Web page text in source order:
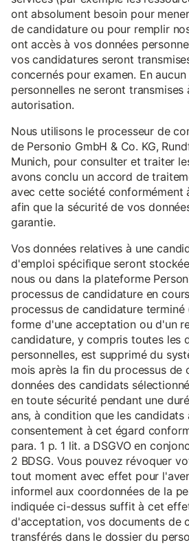
ont absolument besoin pour
de candidature ou pour remplir
ont accès à vos données
vos candidatures seront
concernés pour examen. En
personnelles ne seront transmises
autorisation.
Nous utilisons le processeur de
de Personio GmbH & Co. KG,
Munich, pour consulter et traiter
avons conclu un accord de
avec cette société conformément
afin que la sécurité de vos
garantie.
Vos données relatives à une
d'emploi spécifique seront
nous ou dans la plateforme
processus de candidature en
processus de candidature terminé
forme d'une acceptation ou d'un
candidature, y compris toutes les
personnelles, est supprimé du
mois après la fin du processus de
données des candidats
en toute sécurité pendant une
ans, à condition que les candidats
consentement à cet égard
para. 1 p. 1 lit. a DSGVO en
2 BDSG. Vous pouvez révoquer
tout moment avec effet pour
informel aux coordonnées de la
indiquée ci-dessus suffit à cet
d'acceptation, vos documents de
transférés dans le dossier du